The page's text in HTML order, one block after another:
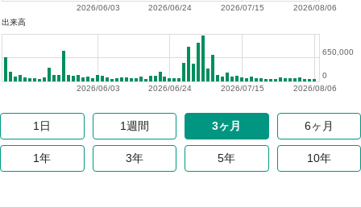
2026/08/06
2026/07/15
2026/06/24
2026/06/03
出来高
2026/08/06
2026/07/15
2026/06/24
2026/06/03
0
650,000
1日 1週間 3ヶ月 6ヶ月
1年 3年 5年 10年